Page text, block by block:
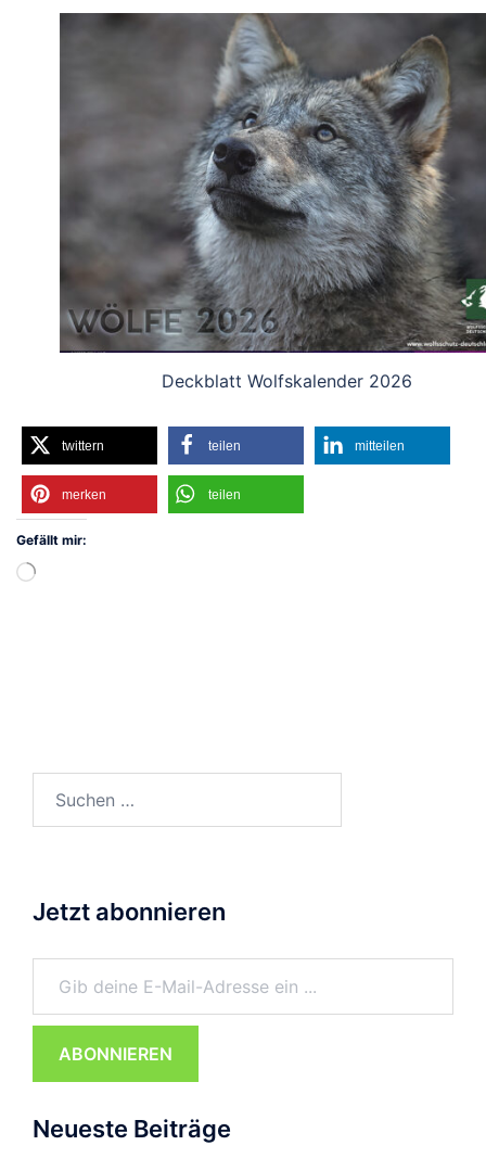
Deckblatt Wolfskalender 2026
twittern teilen mitteilen
merken teilen
Gefällt mir:
Wird
Jetzt abonnieren
Gib deine E-Mail-Adresse ein ...
ABONNIEREN
Neueste Beiträge